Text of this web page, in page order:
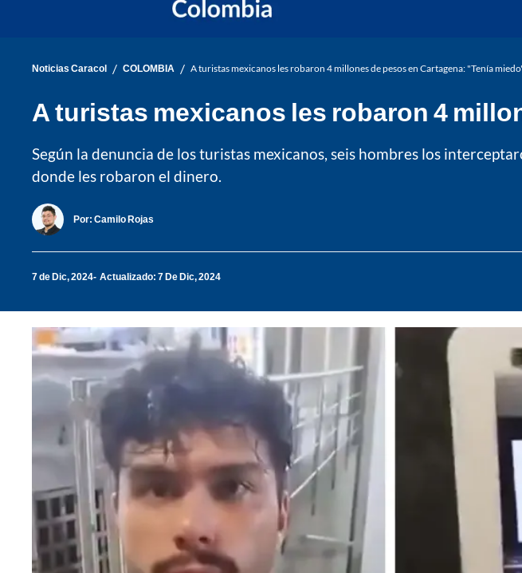
Noticias Caracol / COLOMBIA / A turistas mexicanos les robaron 4 millones de pesos en Cartagena: "Tenía
A turistas mexicanos les robaron 4
Según la denuncia de los turistas mexicanos, seis hombres los
donde les robaron el dinero.
Por: Camilo Rojas
7 de Dic, 2024 Actualizado: 7 De Dic, 2024